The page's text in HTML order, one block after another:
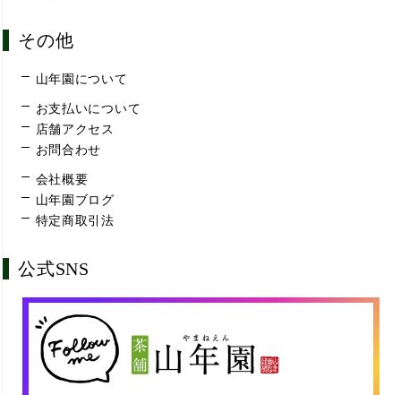
その他
山年園について
お支払いについて
店舗アクセス
お問合わせ
会社概要
山年園ブログ
特定商取引法
公式SNS